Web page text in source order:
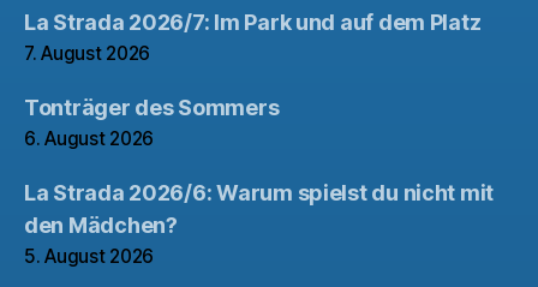
La Strada 2026/7: Im Park und auf dem Platz
7. August 2026
Tonträger des Sommers
6. August 2026
La Strada 2026/6: Warum spielst du nicht mit
den Mädchen?
5. August 2026